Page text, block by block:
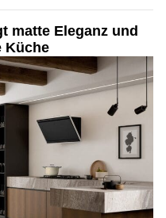
matte Eleganz und
Küche